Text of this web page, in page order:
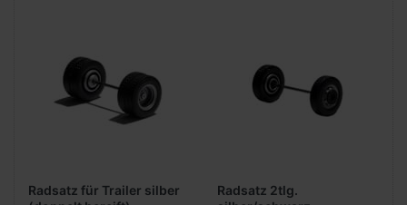
Radsatz für Trailer silber
Radsatz 2tlg.